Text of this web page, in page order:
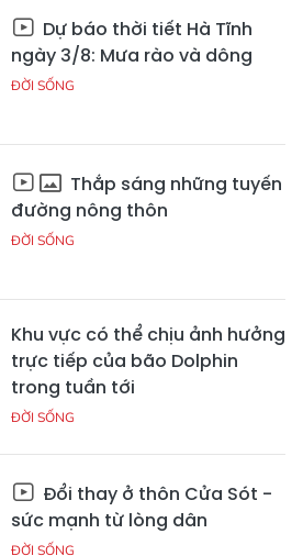
Dự báo thời tiết Hà Tĩnh
ngày 3/8: Mưa rào và dông
ĐỜI SỐNG
Thắp sáng những tuyến
đường nông thôn
ĐỜI SỐNG
Khu vực có thể chịu ảnh hưởng
trực tiếp của bão Dolphin
trong tuần tới
ĐỜI SỐNG
Đổi thay ở thôn Cửa Sót -
sức mạnh từ lòng dân
ĐỜI SỐNG